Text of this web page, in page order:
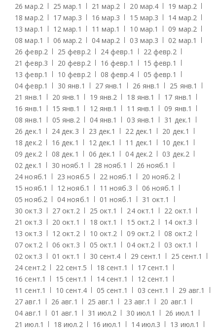
26 мар.2 25 мар.1 21 мар.2 20 мар.4 19 мар.2
18 мар.2 17 мар.3 16 мар.3 15 мар.3 14 мар.2
13 мар.1 12 мар.1 11 мар.1 10 мар.1 09 мар.2
08 мар.1 06 мар.2 04 мар.2 03 мар.3 02 мар.1
26 февр.2 25 февр.2 24 февр.1 22 февр.2
21 февр.3 20 февр.2 16 февр.1 15 февр.1
13 февр.1 10 февр.2 08 февр.4 05 февр.1
04 февр.1 30 янв.1 27 янв.1 26 янв.1 25 янв.1
21 янв.1 20 янв.1 19 янв.2 18 янв.1 17 янв.1
16 янв.1 15 янв.1 12 янв.1 11 янв.1 09 янв.1
08 янв.1 05 янв.2 04 янв.1 03 янв.1 31 дек.1
26 дек.1 24 дек.3 23 дек.1 22 дек.1 20 дек.1
18 дек.2 16 дек.1 12 дек.1 11 дек.1 10 дек.1
09 дек.2 08 дек.1 06 дек.1 04 дек.2 03 дек.2
02 дек.1 30 нояб.1 28 нояб.1 26 нояб.1
24 нояб.1 23 нояб.5 22 нояб.1 20 нояб.2
15 нояб.1 12 нояб.1 11 нояб.3 06 нояб.1
05 нояб.2 04 нояб.1 01 нояб.1 31 окт.1
30 окт.3 27 окт.2 25 окт.1 24 окт.1 22 окт.1
21 окт.3 20 окт.1 18 окт.1 15 окт.2 14 окт.3
13 окт.3 12 окт.2 10 окт.2 09 окт.2 08 окт.2
07 окт.2 06 окт.3 05 окт.1 04 окт.2 03 окт.1
02 окт.3 01 окт.1 30 сент.4 29 сент.1 25 сент.1
24 сент.2 22 сент.5 18 сент.1 17 сент.1
16 сент.1 15 сент.1 14 сент.1 12 сент.1
11 сент.1 10 сент.4 05 сент.1 03 сент.1 29 авг.1
27 авг.1 26 авг.1 25 авг.1 23 авг.1 20 авг.1
04 авг.1 01 авг.1 31 июл.2 30 июл.1 26 июл.1
21 июл.1 18 июл.2 16 июл.1 14 июл.3 13 июл.1